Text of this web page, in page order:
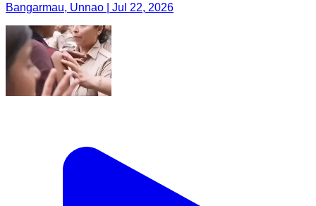
Bangarmau, Unnao | Jul 22, 2026